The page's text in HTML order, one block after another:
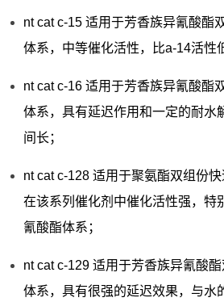
nt cat c-15 适用于芳香族异氰酸酯
体系，中等催化活性，比a-14活性
nt cat c-16 适用于芳香族异氰酸酯
体系，具有延迟作用和一定的耐水
间长；
nt cat c-128 适用于聚氨酯双组份快
在该系列催化剂中催化活性强，特
氰酸酯体系；
nt cat c-129 适用于芳香族异氰酸
体系，具有很强的延迟效果，与水